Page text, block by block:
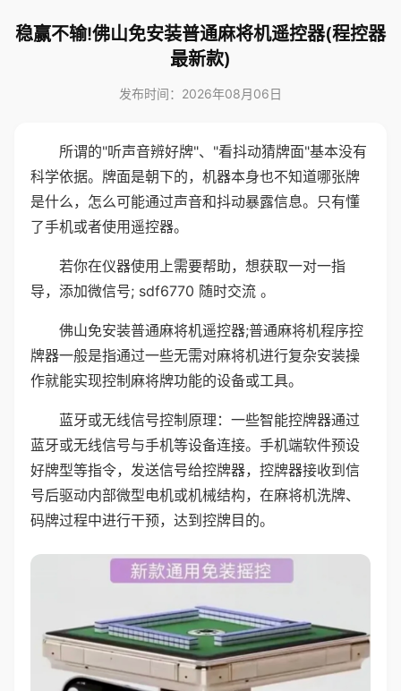
稳赢不输!佛山免安装普通麻将机遥控器(程控器
最新款)
发布时间：2026年08月06日
所谓的"听声音辨好牌"、"看抖动猜牌面"基本没有
科学依据。牌面是朝下的，机器本身也不知道哪张牌
是什么，怎么可能通过声音和抖动暴露信息。只有懂
了手机或者使用遥控器。
若你在仪器使用上需要帮助，想获取一对一指
导，添加微信号; sdf6770 随时交流 。
佛山免安装普通麻将机遥控器;普通麻将机程序控
牌器一般是指通过一些无需对麻将机进行复杂安装操
作就能实现控制麻将牌功能的设备或工具。
蓝牙或无线信号控制原理：一些智能控牌器通过
蓝牙或无线信号与手机等设备连接。手机端软件预设
好牌型等指令，发送信号给控牌器，控牌器接收到信
号后驱动内部微型电机或机械结构，在麻将机洗牌、
码牌过程中进行干预，达到控牌目的。